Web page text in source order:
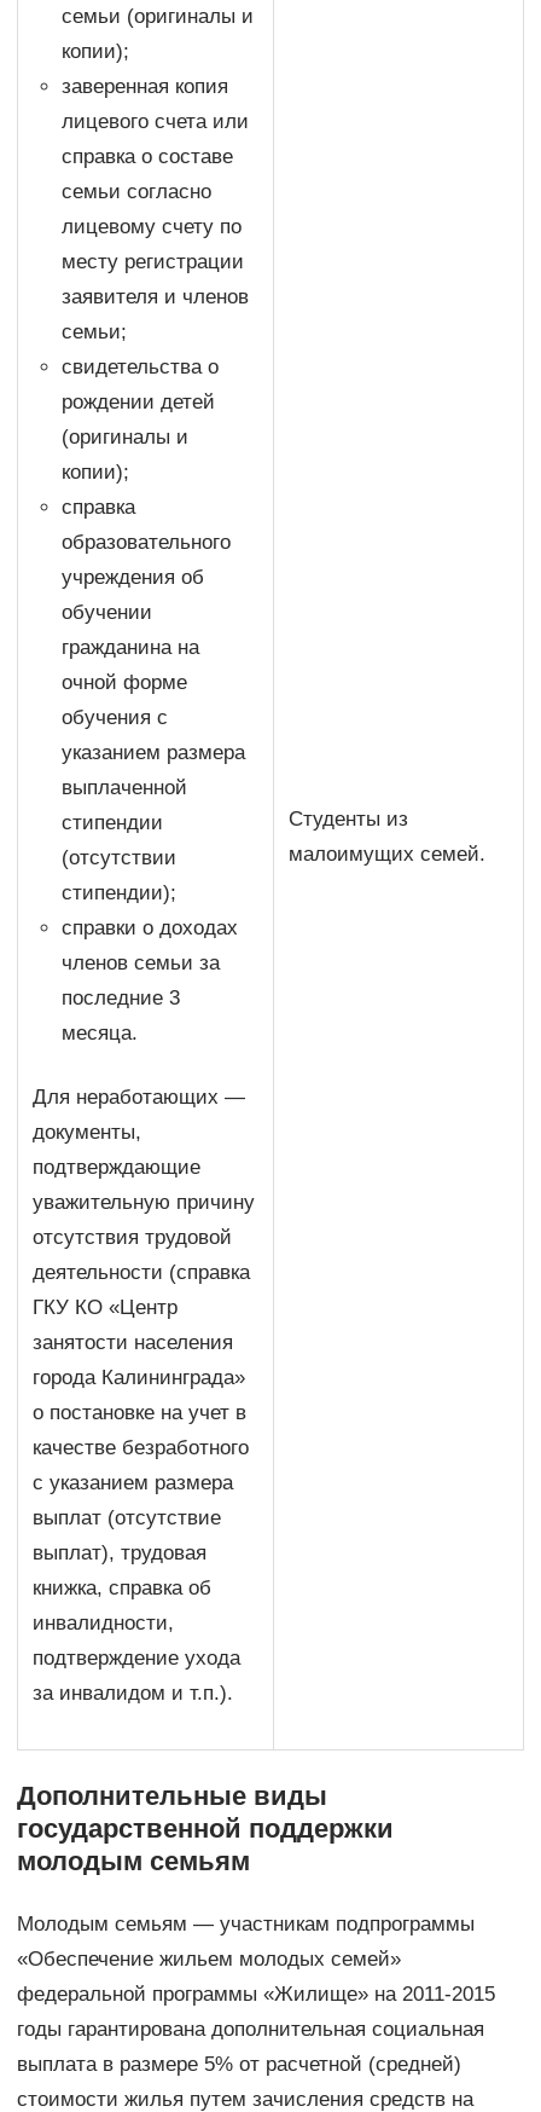
семьи (оригиналы и
копии);
заверенная копия
лицевого счета или
справка о составе
семьи согласно
лицевому счету по
месту регистрации
заявителя и членов
семьи;
свидетельства о
рождении детей
(оригиналы и
копии);
справка
образовательного
учреждения об
обучении
гражданина на
очной форме
обучения с
указанием размера
выплаченной
стипендии
(отсутствии
стипендии);
справки о доходах
членов семьи за
последние 3
месяца.
Для неработающих —
документы,
подтверждающие
уважительную причину
отсутствия трудовой
деятельности (справка
ГКУ КО «Центр
занятости населения
города Калининграда»
о постановке на учет в
качестве безработного
с указанием размера
выплат (отсутствие
выплат), трудовая
книжка, справка об
инвалидности,
подтверждение ухода
за инвалидом и т.п.).
Студенты из
малоимущих семей.
Дополнительные виды
государственной поддержки
молодым семьям
Молодым семьям — участникам подпрограммы
«Обеспечение жильем молодых семей»
федеральной программы «Жилище» на 2011-2015
годы гарантирована дополнительная социальная
выплата в размере 5% от расчетной (средней)
стоимости жилья путем зачисления средств на